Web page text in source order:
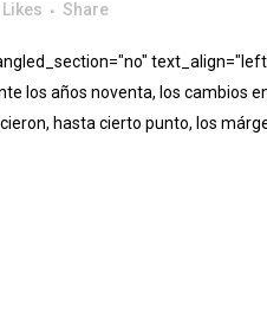
Likes Share
años noventa, los cambios
hasta cierto punto, los